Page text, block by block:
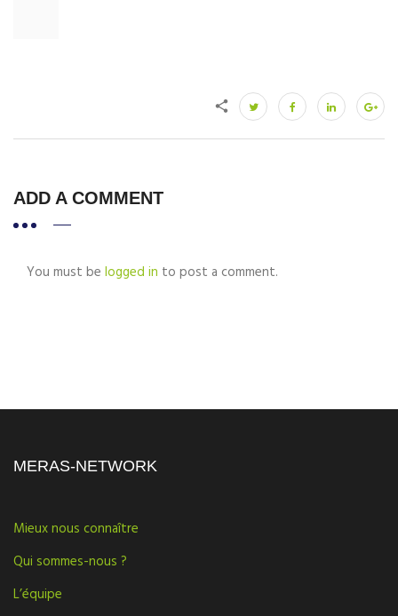
ADD A COMMENT
You must be logged in to post a comment.
MERAS-NETWORK
Mieux nous connaître
Qui sommes-nous ?
L’équipe